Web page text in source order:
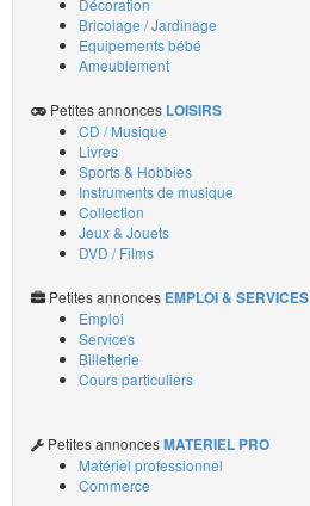
Décoration
Bricolage / Jardinage
Equipements bébé
Ameublement
Petites annonces LOISIRS
CD / Musique
Livres
Sports & Hobbies
Instruments de musique
Collection
Jeux & Jouets
DVD / Films
Petites annonces EMPLOI & SERVICES
Emploi
Services
Billetterie
Cours particuliers
Petites annoncesMATERIEL PRO
Matériel professionnel
Commerce